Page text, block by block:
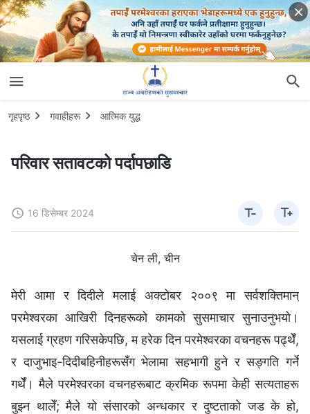
गृहपृष्ठ गवाहीहरू आत्मिक युद्ध
परिवार सतावटको पर्दापछाडि
16 डिसेम्बर 2024
चेन ली, चीन
मेरी आमा र दिदीले मलाई अक्टोबर २००९ मा सर्वशक्तिमान्
परमेश्‍वरका आखिरी दिनहरूको कामको सुसमाचार सुनाउनुभयो।
यसलाई ग्रहण गरिसकेपछि, म हरेक दिन परमेश्‍वरका वचनहरू पढ्थेँ,
र दाजुभाइ-दिदीबहिनीहरूसँग भेलामा सहभागी हुने र सङ्गति गर्ने
गर्थेँ। मैले परमेश्‍वरका वचनहरूबाट क्रमिक रूपमा केही सत्यताहरू
बुझ्न थालेँ; मैले यो संसारको अन्धकार र दुष्टताको जड के हो,